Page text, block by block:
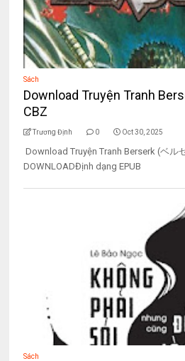
Sách
Download Truyện Tranh
CBZ
Trương Định 0 Oct 30, 2025
Download Truyện Tranh Berserk (ベル
DOWNLOADĐịnh dạng EPUB
Sách